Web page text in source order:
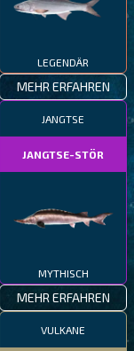
LEGENDÄR
MEHR ERFAHREN
JANGTSE
JANGTSE-STÖR
MYTHISCH
MEHR ERFAHREN
VULKANE